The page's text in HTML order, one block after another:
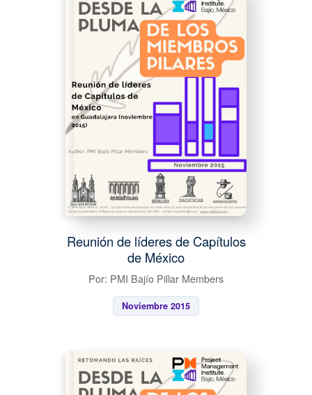
Reunión de líderes de Capítulos
de México
Por: PMI Bajío Pillar Members
Noviembre 2015